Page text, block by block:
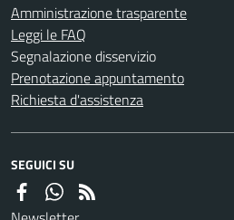
Amministrazione trasparente
Leggi le FAQ
Segnalazione disservizio
Prenotazione appuntamento
Richiesta d'assistenza
SEGUICI SU